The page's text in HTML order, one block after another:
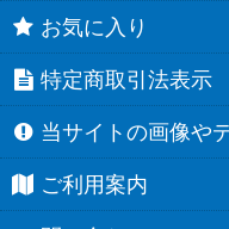
お気に入り
特定商取引法表示
当サイトの画像や
ご利用案内